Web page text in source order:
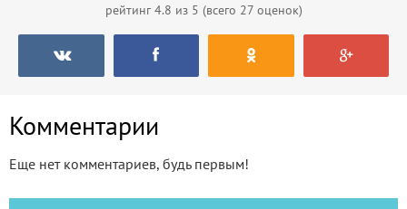
рейтинг4.8 из 5 (всего 27оценок)
Комментарии
Еще нет комментариев, будь первым!